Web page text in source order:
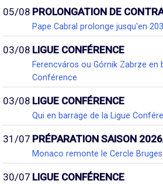
05/08 PROLONGATION DE
Pape Cabral prolonge jusqu'en
03/08 LIGUE CONFÉRENCE
Ferencváros ou Górnik Zabrze en
Conférence
03/08 LIGUE CONFÉRENCE
Qui en barrage de la Ligue
31/07 PRÉPARATION SAISON
Monaco remonte le Cercle
30/07 LIGUE CONFÉRENCE